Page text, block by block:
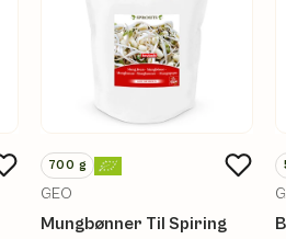
700 g
GEO
Mungbønner Til Spiring